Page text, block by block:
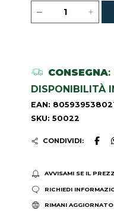
CONSEGNA:
DISPONIBILITÀ
EAN:
SKU: 50022
CONDIVIDI:
AVVISAMI SE IL
RICHIEDI
RIMANI AGGIORNATO